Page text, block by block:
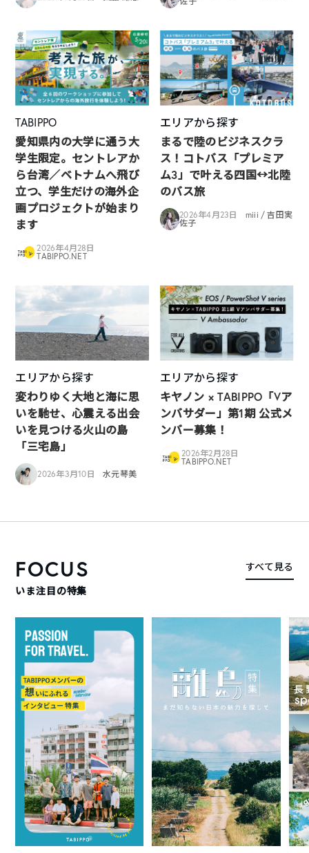
TABIPPO
愛知県内の大学に通う大
学生限定。セントレアか
ら台湾／ベトナムへ飛び
立つ、学生だけの海外企
画プロジェクトが始まり
ます
2026年4月28日
TABIPPO.NET
エリアから探す
まるで陸のビジネスクラ
ス！コトバス「プレミア
ム3」で叶える四国↔︎北陸
のバス旅
2026年4月23日
miii / 吉田実
佐子
エリアから探す
変わりゆく大地と海に思
いを馳せ、心震える出会
いを見つける火山の島
「三宅島」
2026年3月10日 水元琴美
エリアから探す
キヤノン × TABIPPO「Vア
ンバサダー」第1期 公式メ
ンバー募集！
2026年2月28日
TABIPPO.NET
FOCUS
いま注目の特集
すべて見る